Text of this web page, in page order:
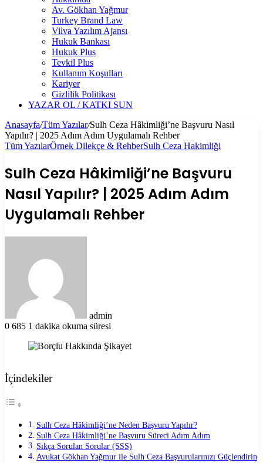
Av. Gökhan Yağmur
Turkey Brand Law
Vilva Yazılım Ajansı
Hukuk Bankası
Hukuk Plus
Tevkil Plus
Kullanım Koşulları
Kariyer
Gizlilik Politikası
YAZAR OL / KATKI SUN
Anasayfa/Tüm Yazılar/Sulh Ceza Hâkimliği’ne Başvuru Nasıl
Yapılır? | 2025 Adım Adım Uygulamalı Rehber
Tüm YazılarÖrnek Dilekçe & RehberSulh Ceza Hakimliği
Sulh Ceza Hâkimliği’ne Başvuru
Nasıl Yapılır? | 2025 Adım Adım
Uygulamalı Rehber
admin
0 685 1 dakika okuma süresi
İçindekiler
Sulh Ceza Hâkimliği’ne Neden Başvuru Yapılır?
Sulh Ceza Hâkimliği’ne Başvuru Süreci Adım Adım
Sıkça Sorulan Sorular (SSS)
Avukat Gökhan Yağmur ile Sulh Ceza Başvurularınızı Güçlendirin